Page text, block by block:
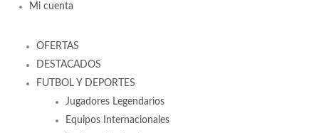
Mi cuenta
OFERTAS
DESTACADOS
FUTBOL Y DEPORTES
Jugadores Legendarios
Equipos Internacionales